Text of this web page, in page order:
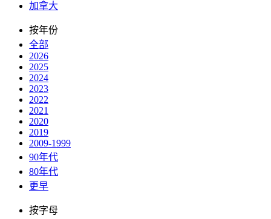
加拿大
按年份
全部
2026
2025
2024
2023
2022
2021
2020
2019
2009-1999
90年代
80年代
更早
按字母